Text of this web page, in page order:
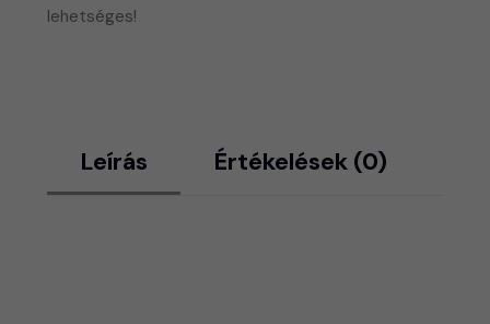
lehetséges!
Leírás Értékelések (0)